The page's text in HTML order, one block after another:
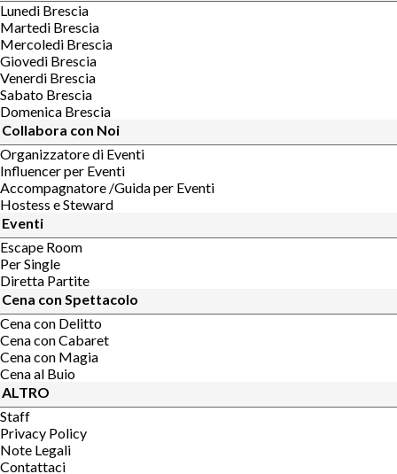
Lunedi Brescia
Martedi Brescia
Mercoledi Brescia
Giovedi Brescia
Venerdi Brescia
Sabato Brescia
Domenica Brescia
Collabora con Noi
Organizzatore di Eventi
Influencer per Eventi
Accompagnatore /Guida per Eventi
Hostess e Steward
Eventi
Escape Room
Per Single
Diretta Partite
Cena con Spettacolo
Cena con Delitto
Cena con Cabaret
Cena con Magia
Cena al Buio
ALTRO
Staff
Privacy Policy
Note Legali
Contattaci